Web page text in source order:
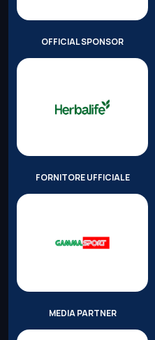
OFFICIAL SPONSOR
FORNITORE UFFICIALE
MEDIA PARTNER